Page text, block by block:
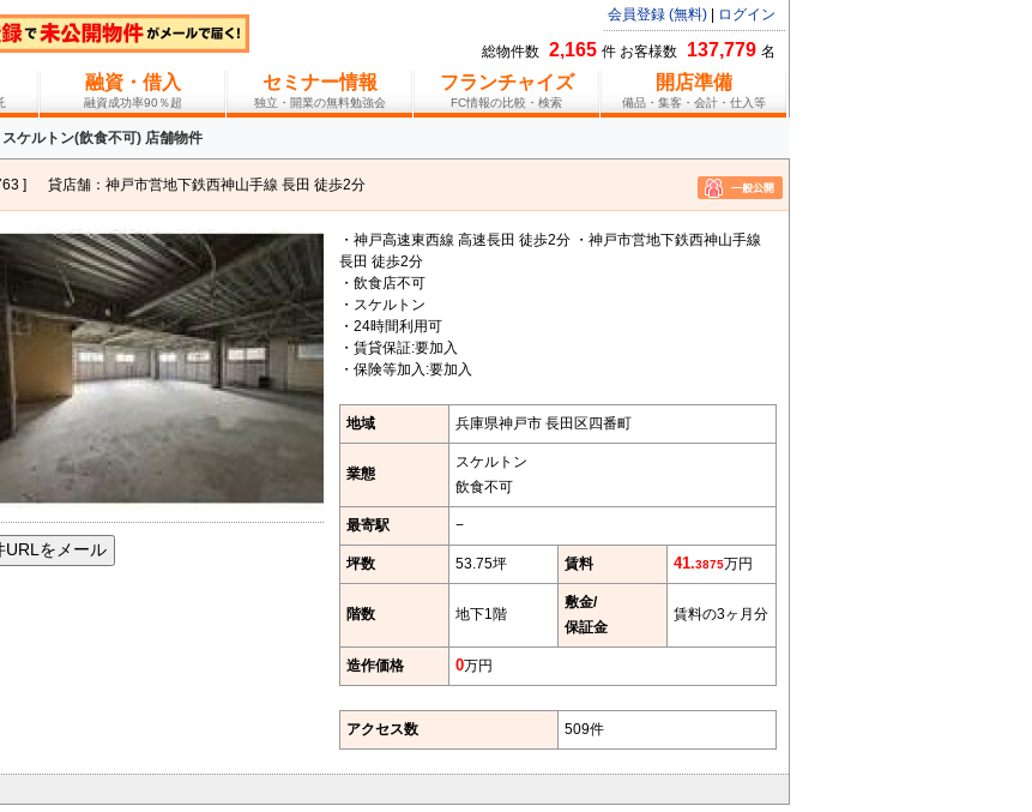
会員登録 (無料) ログイン
総物件数 2,165 件 お客様数 137,779 名
融資・借入
融資成功率90％超
セミナー情報
独立・開業の無料勉強会
フランチャイズ
FC情報の比較・検索
開店準備
備品・集客・会計・仕入等
ケルトン(飲食不可) 店舗物件
] 貸店舗：神戸市営地下鉄西神山手線 長田 徒歩2分
・神戸高速東西線 高速長田 徒歩2分 ・神戸市営地下鉄西神山手線
長田 徒歩2分
・飲食店不可
・スケルトン
・24時間利用可
・賃貸保証:要加入
・保険等加入:要加入
地域 兵庫県神戸市 長田区四番町
業態
スケルトン
飲食不可
最寄駅 −
坪数 53.75坪 賃料 41.3875万円
階数 地下1階
敷金/
保証金
賃料の3ヶ月分
造作価格 0万円
アクセス数 509件